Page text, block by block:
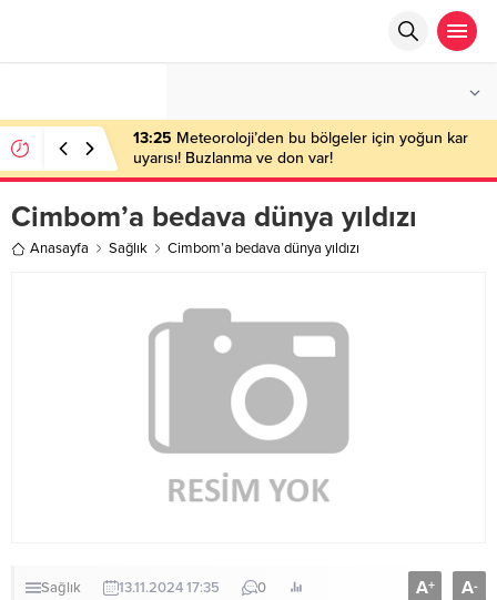
13:25 Meteoroloji’den bu bölgeler için yoğun kar
uyarısı! Buzlanma ve don var!
Cimbom’a bedava dünya yıldızı
Anasayfa Sağlık Cimbom’a bedava dünya yıldızı
Sağlık 13.11.2024 17:35 0 A+ A-